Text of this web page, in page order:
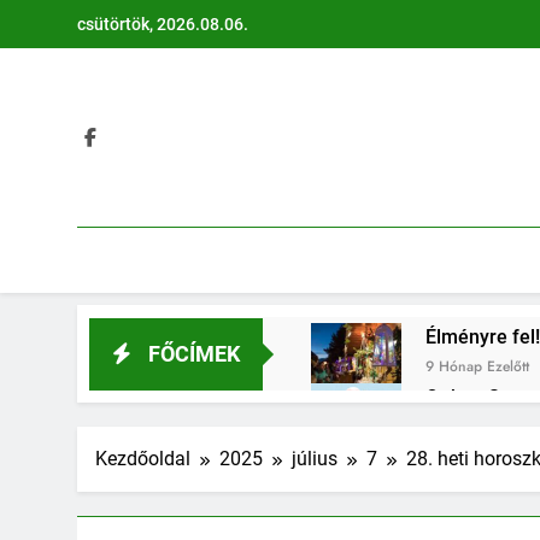
csütörtök, 2026.08.06.
FŐCÍMEK
Élményre
9 Hónap Ezelőtt
Otthon
Évi 1 millió
9 Hónap Ezelőtt
Kezdőoldal 2025 július 7 28. heti